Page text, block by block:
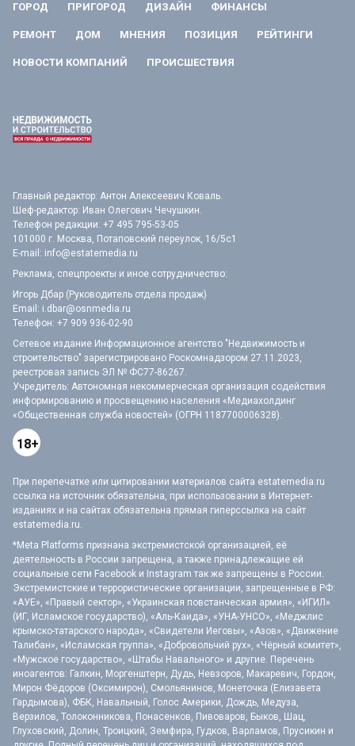
ГОРОД ПРИГОРОД ДИЗАЙН ФИНАНСЫ
РЕМОНТ ДОМ МНЕНИЯ ПОЗИЦИЯ РЕЙТИНГИ
НОВОСТИ КОМПАНИЙ ПРОИСШЕСТВИЯ
Главный редактор: Антон Алексеевич Коваль.
Шеф-редактор: Иван Олегович Чечушкин.
Телефон редакции: +7 495 795-53-05
101000 г. Москва, Потаповский переулок, 16/5с1
E-mail: info@estatemedia.ru
Реклама, спецпроекты и иное сотрудничество:
Игорь Дбар (Руководитель отдела продаж)
Email: i.dbar@osnmedia.ru
Телефон: +7 909 936-02-90
Сетевое издание Информационное агентство "Недвижимость и
строительство" зарегистрировано Роскомнадзором 27.11.2023,
реестровая запись ЭЛ № ФС77-86267.
Учредитель: Автономная некоммерческая организация содействия
информированию и просвещению населения «Медиахолдинг
«Общественная служба новостей» (ОГРН 1187700006328).
18+
При перепечатке или цитировании материалов сайта estatemedia.ru
ссылка на источник обязательна, при использовании в Интернет-
изданиях и на сайтах обязательна прямая гиперссылка на сайт
estatemedia.ru.
*Meta Platforms признана экстремистской организацией, её
деятельность в России запрещена, а также принадлежащие ей
социальные сети Facebook и Instagram так же запрещены в России.
Экстремистские и террористические организации, запрещенные в РФ:
«АУЕ», «Правый сектор», «Украинская повстанческая армия», «ИГИЛ»
(ИГ, Исламское государство), «Аль-Каида», «УНА-УНСО», «Меджлис
крымско-татарского народа», «Свидетели Иеговы», «Азов», «Движение
Талибан», «Исламская группа», «Добровольчий рух», «Чёрный комитет»,
«Мужское государство», «Штабы Навального» и другие. Перечень
иноагентов: Галкин, Моргенштерн, Дудь, Невзоров, Макаревич, Гордон,
Мирон Фёдоров (Оксимирон), Смольянинов, Монеточка (Елизавета
Гардымова), ФБК, Навальный, Голос Америки, Дождь, Медуза,
Верзилов, Толоконникова, Понасенков, Пивоваров, Быков, Шац,
Глуховский, Долин, Троицкий, Земфира, Гудков, Варламов, Прусикин и